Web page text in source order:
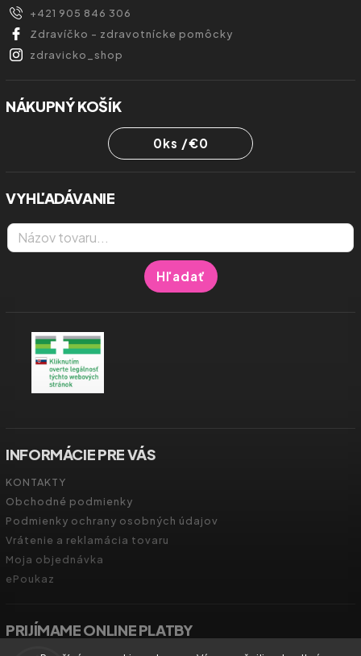
+421 905 846 306
Zdravíčko - zdravotnícke pomôcky
zdravicko_shop
NÁKUPNÝ KOŠÍK
0ks /€0
VYHĽADÁVANIE
Hľadať
INFORMÁCIE PRE VÁS
KONTAKTY
Obchodné podmienky
Podmienky ochrany osobných údajov
Vrátenie a reklamácia tovaru
Moja objednávka
ePoukaz
PRIJÍMAME ONLINE PLATBY